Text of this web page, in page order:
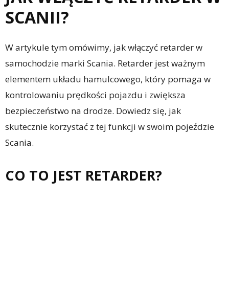
SCANII?
W artykule tym omówimy, jak włączyć retarder w
samochodzie marki Scania. Retarder jest ważnym
elementem układu hamulcowego, który pomaga w
kontrolowaniu prędkości pojazdu i zwiększa
bezpieczeństwo na drodze. Dowiedz się, jak
skutecznie korzystać z tej funkcji w swoim pojeździe
Scania.
CO TO JEST RETARDER?